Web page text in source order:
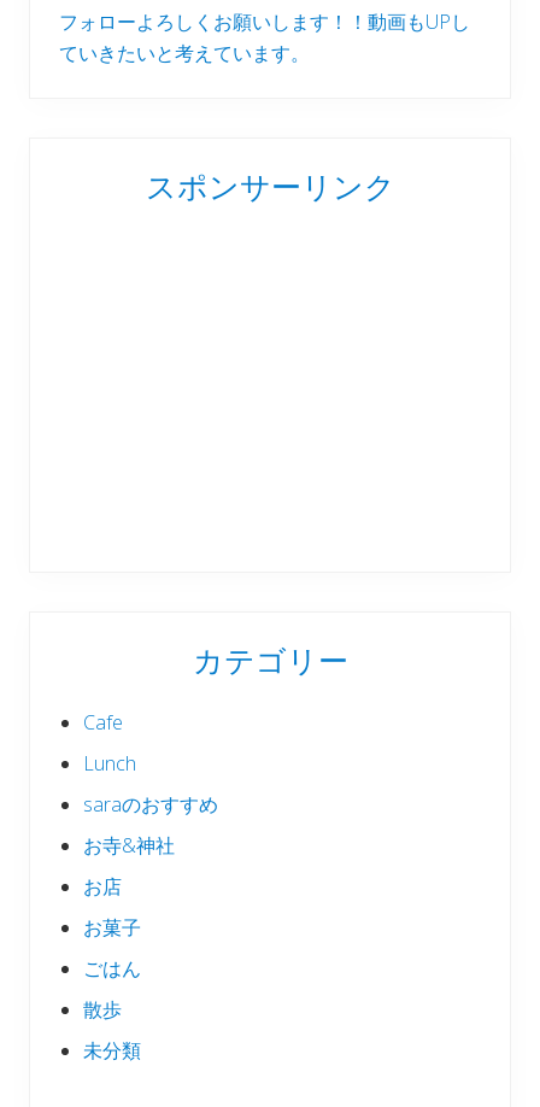
フォローよろしくお願いします！！動画もUPし
ていきたいと考えています。
スポンサーリンク
カテゴリー
Cafe
Lunch
saraのおすすめ
お寺&神社
お店
お菓子
ごはん
散歩
未分類